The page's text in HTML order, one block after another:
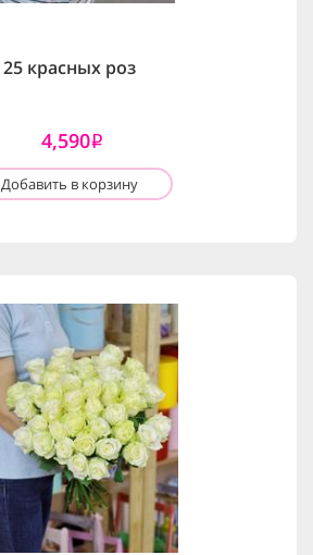
25 красных роз
4,590i
Добавить в корзину